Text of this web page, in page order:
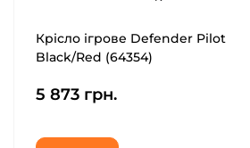
Крісло ігрове Defender Pilot
Black/Red (64354)
5 873 грн.